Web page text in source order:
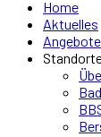
Home
Aktuelles
Angebote